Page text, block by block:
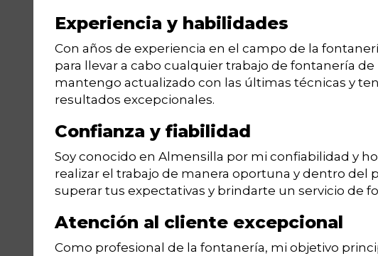
Experiencia y habilidades
Con años de experiencia en el campo de la
para llevar a cabo cualquier trabajo de fontanería
mantengo actualizado con las últimas técnicas y
resultados excepcionales.
Confianza y fiabilidad
Soy conocido en Almensilla por mi confiabilidad y
realizar el trabajo de manera oportuna y dentro del
superar tus expectativas y brindarte un servicio de
Atención al cliente excepcional
Como profesional de la fontanería, mi objetivo